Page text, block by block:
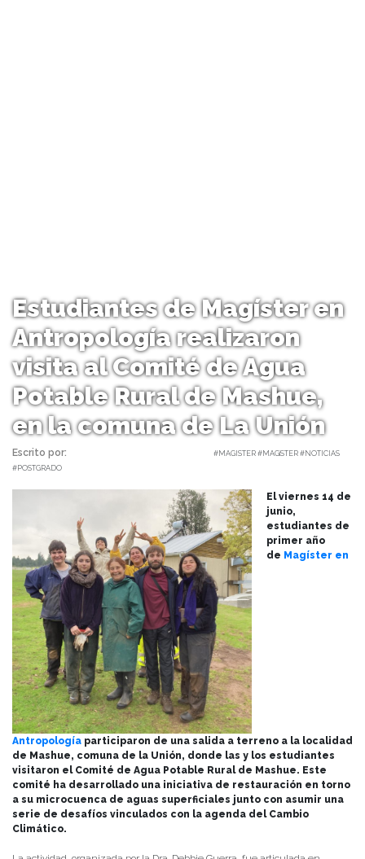
Estudiantes de Magíster en
Antropología realizaron
visita al Comité de Agua
Potable Rural de Mashue,
en la comuna de La Unión
Escrito por:
#MAGISTER #MAGíSTER #NOTICIAS
#POSTGRADO
El viernes 14 de
junio,
estudiantes de
primer año
de Magíster en
Antropología participaron de una salida a terreno a la localidad
de Mashue, comuna de la Unión, donde las y los estudiantes
visitaron el Comité de Agua Potable Rural de Mashue. Este
comité ha desarrollado una iniciativa de restauración en torno
a su microcuenca de aguas superficiales junto con asumir una
serie de desafíos vinculados con la agenda del Cambio
Climático.